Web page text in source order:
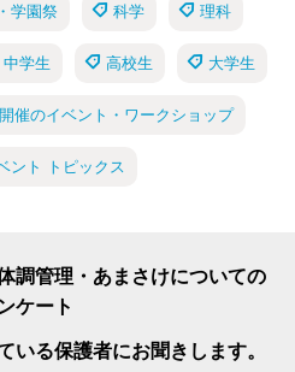
学園祭 科学 理科
中学生 高校生 大学生
催のイベント・ワークショップ
ント トピックス
調管理・あまさけについての
ケート
いる保護者にお聞きします。